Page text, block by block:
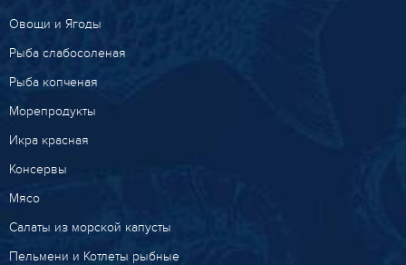
Овощи и Ягоды
Рыба слабосоленая
Рыба копченая
Морепродукты
Икра красная
Консервы
Мясо
Салаты из морской капусты
Пельмени и Котлеты рыбные